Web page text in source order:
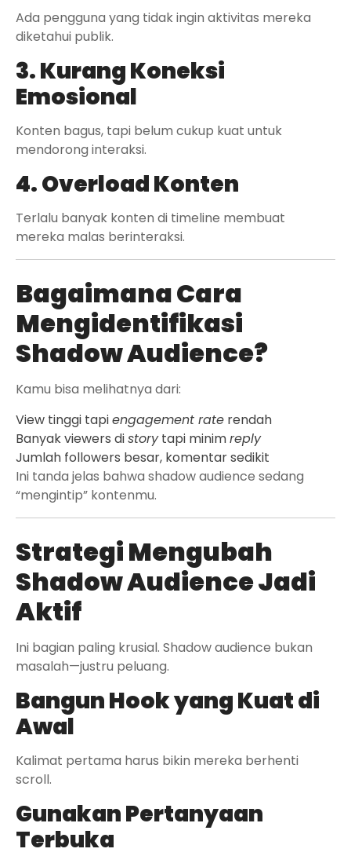
Ada pengguna yang tidak ingin aktivitas mereka
diketahui publik.
3. Kurang Koneksi
Emosional
Konten bagus, tapi belum cukup kuat untuk
mendorong interaksi.
4. Overload Konten
Terlalu banyak konten di timeline membuat
mereka malas berinteraksi.
Bagaimana Cara
Mengidentifikasi
Shadow Audience?
Kamu bisa melihatnya dari:
View tinggi tapiengagement rate rendah
Banyak viewers distorytapi minimreply
Jumlah followers besar, komentar sedikit
Ini tanda jelas bahwa shadow audience sedang
“mengintip” kontenmu.
Strategi Mengubah
Shadow Audience Jadi
Aktif
Ini bagian paling krusial. Shadow audience bukan
masalah—justru peluang.
Bangun Hook yang Kuat di
Awal
Kalimat pertama harus bikin mereka berhenti
scroll.
Gunakan Pertanyaan
Terbuka